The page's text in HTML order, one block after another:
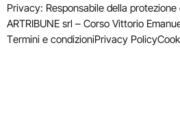
Privacy: Responsabile della
ARTRIBUNE srl – Corso Vittorio
Termini e condizioniPrivacy Policy